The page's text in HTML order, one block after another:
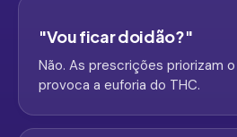
"Vou ficar doidão?"
Não. As prescrições priorizam o
provoca a euforia do THC.